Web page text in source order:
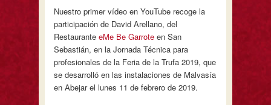
Nuestro primer vídeo en YouTube recoge la
participación de David Arellano, del
Restaurante eMe Be Garroteen San
Sebastián, en la Jornada Técnica para
profesionales de la Feria de la Trufa 2019, que
se desarrolló en las instalaciones de Malvasía
en Abejar el lunes 11 de febrero de 2019.